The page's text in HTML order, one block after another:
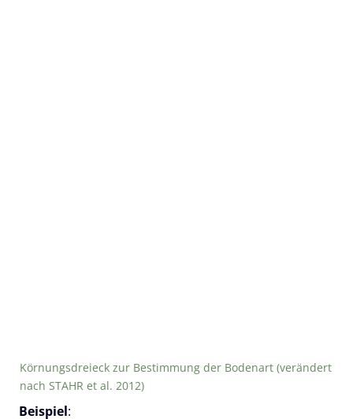
Körnungsdreieck zur Bestimmung der Bodenart (verändert
nach STAHR et al. 2012)
Beispiel: